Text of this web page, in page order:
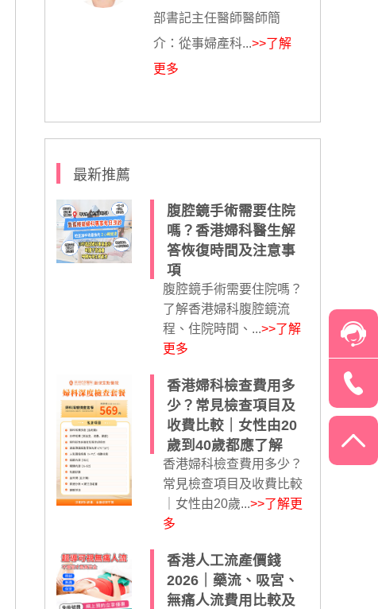
部書記主任醫師醫師簡
介：從事婦產科...>>了解
更多
最新推薦
腹腔鏡手術需要住院
嗎？香港婦科醫生解
答恢復時間及注意事
項
腹腔鏡手術需要住院嗎？
了解香港婦科腹腔鏡流
程、住院時間、...>>了解
更多
香港婦科檢查費用多
少？常見檢查項目及
收費比較｜女性由20
歲到40歲都應了解
香港婦科檢查費用多少？
常見檢查項目及收費比較
｜女性由20歲...>>了解更
多
香港人工流產價錢
2026｜藥流、吸宮、
無痛人流費用比較及